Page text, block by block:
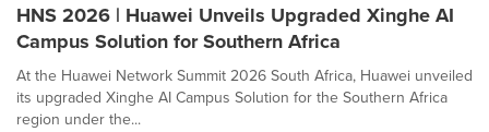
HNS 2026 | Huawei Unveils Upgraded Xinghe AI
Campus Solution for Southern Africa
At the Huawei Network Summit 2026 South Africa, Huawei unveiled
its upgraded Xinghe AI Campus Solution for the Southern Africa
region under the...